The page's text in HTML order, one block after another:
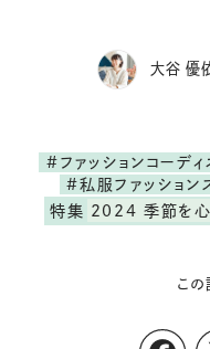
大谷 優
#ファッションコーディ
#私服ファッション
特集 2024 季節を心
この